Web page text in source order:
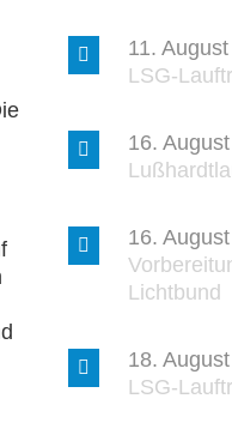
11.
LSG-
16.
16.
Lichtbund
18.
LSG-